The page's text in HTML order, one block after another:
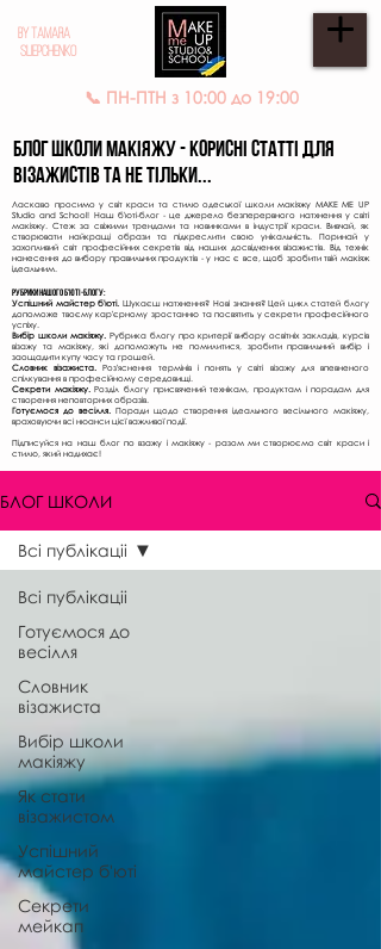
BY TAMARA
SLIEPCHENKO
📞 ПН-ПТН з 10:00 до 19:00
Блог школи МАКІЯЖУ - КОРИСНІ СТАТТІ для
ВІЗАЖИСТІВ ТА НЕ ТІЛЬКИ...
Ласкаво просимо у світ краси та стилю одеської школи макіяжу MAKE ME UP
Studio and School! Наш б'юті-блог - це джерело безперервного натхнення у світі
макіяжу. Стеж за свіжими трендами та новинками в індустрії краси. Вивчай, як
створювати найкращі образи та підкреслити свою унікальність. Поринай у
захопливий світ професійних секретів від наших досвідчених візажистів. Від технік
нанесення до вибору правильних продуктів - у нас є все, щоб зробити твій макіяж
ідеальним.
Рубрики нашого б'юті-блогу:
Успішний майстер б'юті. Шукаєш натхнення? Нові знання? Цей цикл статей блогу
допоможе твоєму кар'єрному зростанню та посвятить у секрети професійного
успіху.
Вибір школи макіяжу.Рубрика блогу про критерії вибору освітніх закладів, курсів
візажу та макіяжу, які допоможуть не помилитися, зробити правильний вибір і
заощадити купу часу та грошей.
Словник візажиста. Роз'яснення термінів і понять у світі візажу для впевненого
спілкування в професійному середовищі.
Секрети макіяжу.Розділ блогу присвячений технікам, продуктам і порадам для
створення неповторних образів.
Готуємося до весілля. Поради щодо створення ідеального весільного макіяжу,
враховуючи всі нюанси цієї важливої події.
Підписуйся на наш блог по взажу і макіяжу - разом ми створюємо світ краси і
стилю, який надихає!
БЛОГ ШКОЛИ
Всі публікаціі
Готуємося до
весілля
Словник
візажиста
Вибір школи
макіяжу
Як стати
візажистом
Успішний
майстер б'юті
Секрети
мейкап
Всі публікаціі